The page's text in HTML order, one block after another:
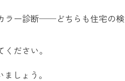
ラー診断──どちらも住宅の検
ださい。
しょう。